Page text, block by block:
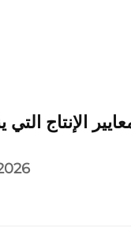
الإنتاج